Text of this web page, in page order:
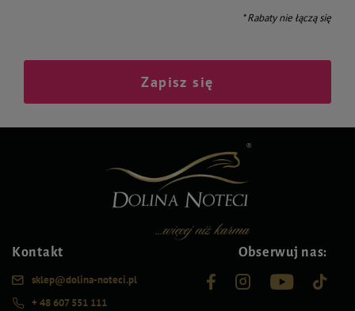
* Rabaty nie łączą się
Zapisz się
Kontakt
sklep@dolina-noteci.pl
+ 48 607 551 111
Obserwuj nas: